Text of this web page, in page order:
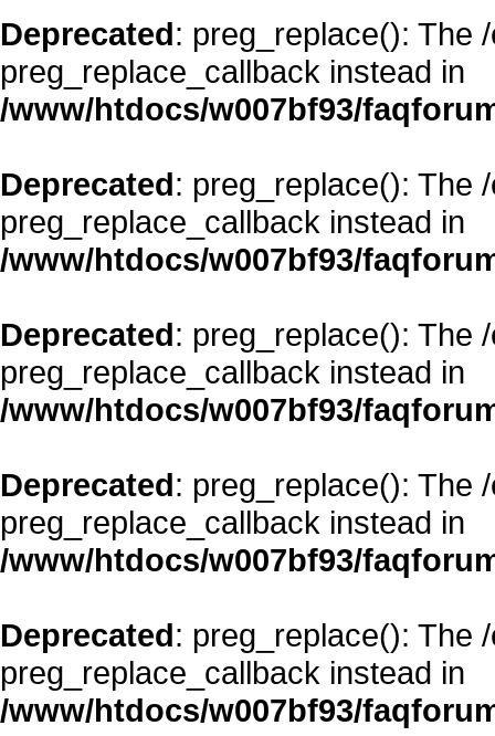
Deprecated: preg_replace(): The
preg_replace_callback instead in
/www/htdocs/w007bf93/
Deprecated: preg_replace(): The
preg_replace_callback instead in
/www/htdocs/w007bf93/
Deprecated: preg_replace(): The
preg_replace_callback instead in
/www/htdocs/w007bf93/
Deprecated: preg_replace(): The
preg_replace_callback instead in
/www/htdocs/w007bf93/
Deprecated: preg_replace(): The
preg_replace_callback instead in
/www/htdocs/w007bf93/